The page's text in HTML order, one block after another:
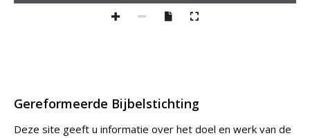
Gereformeerde Bijbelstichting
Deze site geeft u informatie over het doel en werk van de